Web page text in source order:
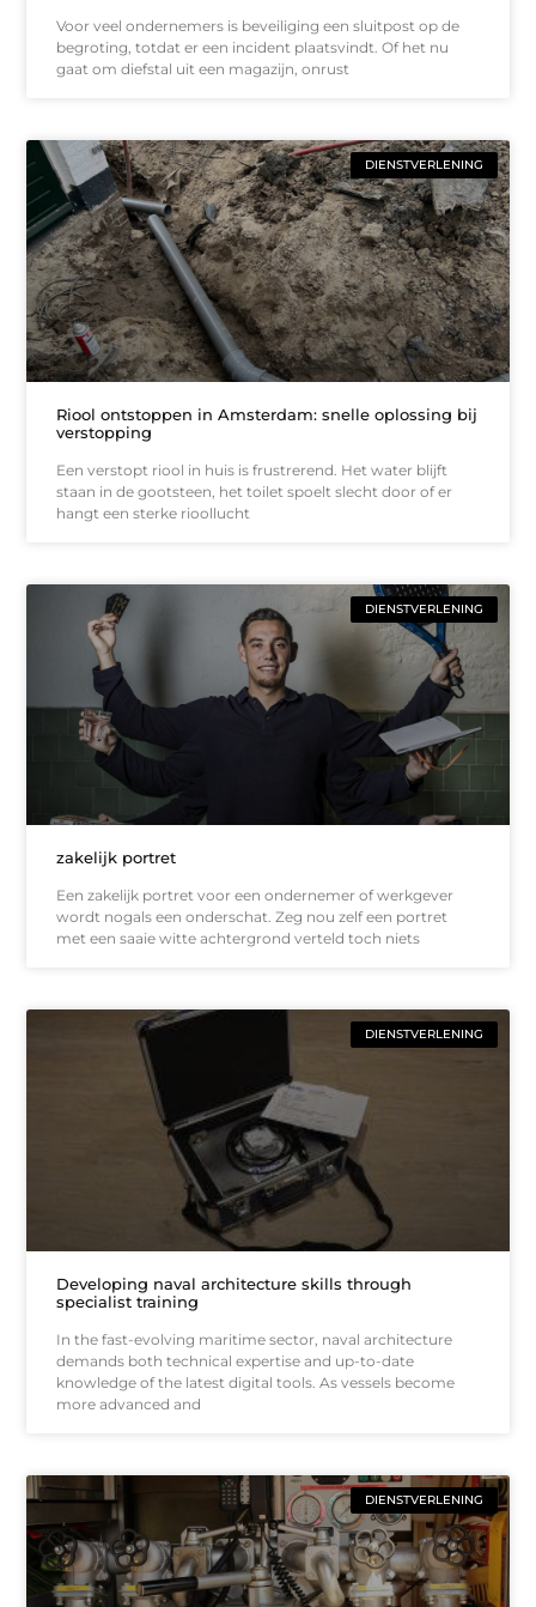
Voor veel ondernemers is beveiliging een sluitpost op de
begroting, totdat er een incident plaatsvindt. Of het nu
gaat om diefstal uit een magazijn, onrust
DIENSTVERLENING
Riool ontstoppen in Amsterdam: snelle oplossing bij
verstopping
Een verstopt riool in huis is frustrerend. Het water blijft
staan in de gootsteen, het toilet spoelt slecht door of er
hangt een sterke rioollucht
DIENSTVERLENING
zakelijk portret
Een zakelijk portret voor een ondernemer of werkgever
wordt nogals een onderschat. Zeg nou zelf een portret
met een saaie witte achtergrond verteld toch niets
DIENSTVERLENING
Developing naval architecture skills through
specialist training
In the fast-evolving maritime sector, naval architecture
demands both technical expertise and up-to-date
knowledge of the latest digital tools. As vessels become
more advanced and
DIENSTVERLENING